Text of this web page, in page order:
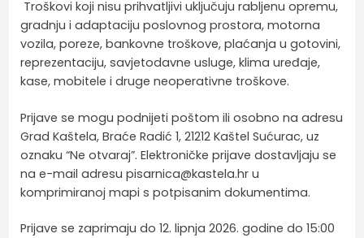
Troškovi koji nisu prihvatljivi uključuju rabljenu opremu,
gradnju i adaptaciju poslovnog prostora, motorna
vozila, poreze, bankovne troškove, plaćanja u gotovini,
reprezentaciju, savjetodavne usluge, klima uređaje,
kase, mobitele i druge neoperativne troškove.
Prijave se mogu podnijeti poštom ili osobno na adresu
Grad Kaštela, Braće Radić 1, 21212 Kaštel Sućurac, uz
oznaku “Ne otvaraj”. Elektroničke prijave dostavljaju se
na e-mail adresu pisarnica@kastela.hr u
komprimiranoj mapi s potpisanim dokumentima.
Prijave se zaprimaju do 12. lipnja 2026. godine do 15:00